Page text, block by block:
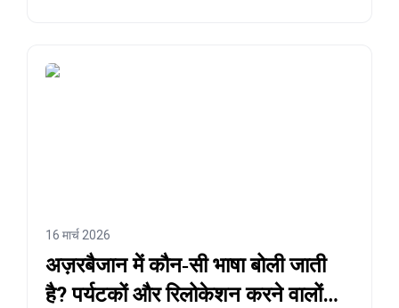
16 मार्च 2026
अज़रबैजान में कौन‑सी भाषा बोली जाती
है? पर्यटकों और रिलोकेशन करने वालों